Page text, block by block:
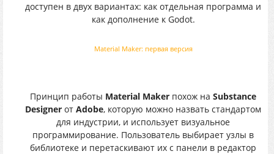
доступен в двух вариантах: как отдельная программа и
как дополнение к Godot.
Material Maker: первая версия
Принцип работы Material Maker похож на Substance
Designer от Adobe, которую можно назвать стандартом
для индустрии, и использует визуальное
программирование. Пользователь выбирает узлы в
библиотеке и перетаскивают их с панели в редактор